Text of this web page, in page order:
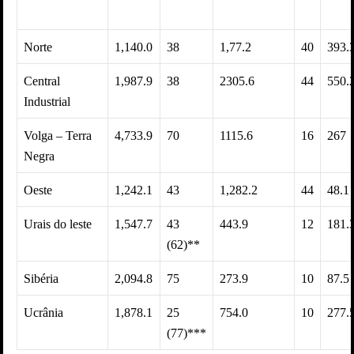
Norte 1,140.0 38 1,77.2 40
Central
Industrial
1,987.9 38 2305.6 44
Volga – Terra
Negra
4,733.9 70 1115.6 16 267
Oeste 1,242.1 43 1,282.2 44 48.1
Urais do leste 1,547.7
43
(62)**
443.9 12
Sibéria 2,094.8 75 273.9 10 87.5
Ucrânia 1,878.1
25
(77)***
754.0 10